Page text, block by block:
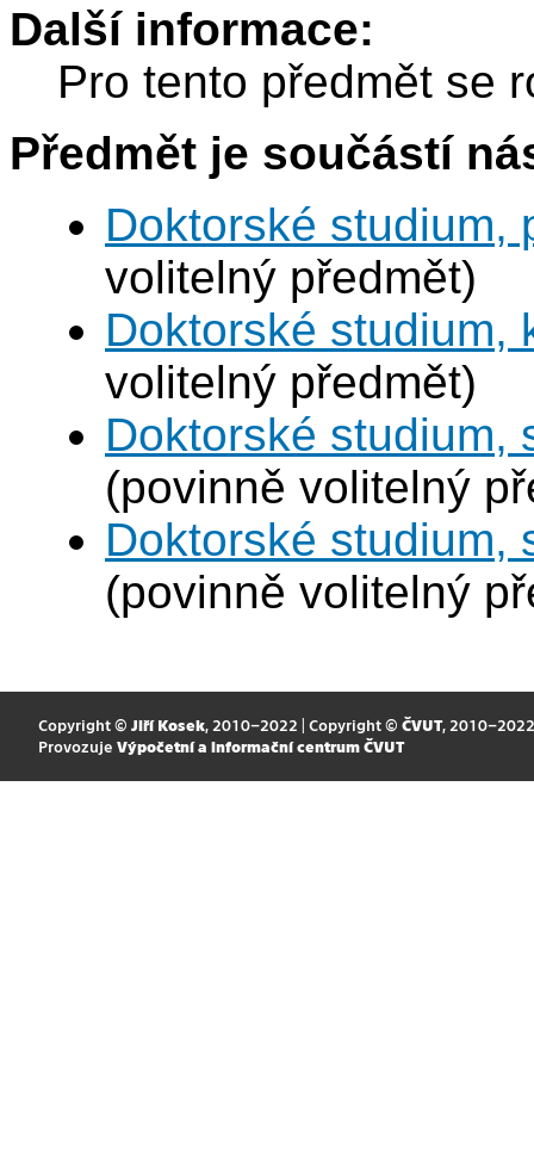
Další informace:
Pro tento předmět se
Předmět je součástí
Doktorské studium,
volitelný předmět)
Doktorské studium,
volitelný předmět)
Doktorské studium,
(povinně volitelný
Doktorské studium,
(povinně volitelný
Copyright © Jiří Kosek, 2010–2022 | Copyright © ČVUT, 2010–2022
Provozuje Výpočetní a informační centrum ČVUT